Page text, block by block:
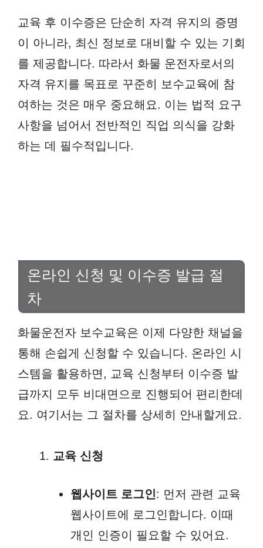
교육 후 이수증은 단순히 자격 유지의 증명
이 아니라, 최신 정보로 대비할 수 있는 기회
를 제공합니다. 따라서 화물 운전자로서의
자격 유지를 목표로 꾸준히 보수교육에 참
여하는 것은 매우 중요해요. 이는 법적 요구
사항을 넘어서 전반적인 직업 의식을 강화
하는 데 필수적입니다.
온라인 신청 및 이수증 발급 절
차
화물운전자 보수교육은 이제 다양한 채널을
통해 손쉽게 신청할 수 있습니다. 온라인 시
스템을 활용하면, 교육 신청부터 이수증 발
급까지 모두 비대면으로 진행되어 편리한데
요. 여기서는 그 절차를 상세히 안내할게요.
교육 신청
웹사이트 로그인: 먼저 관련 교육
웹사이트에 로그인합니다. 이때
개인 인증이 필요할 수 있어요.